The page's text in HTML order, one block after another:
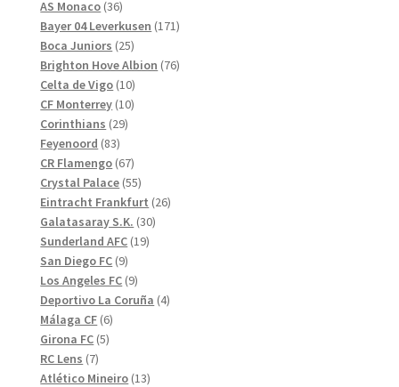
produkter
AS Monaco 3636
produkter
Bayer 04 Leverkusen 171171
Boca Juniors 2525
produkter
Brighton Hove Albion 7676
Celta de Vigo 1010
produkter
CF Monterrey 1010
Corinthians 2929
Feyenoord 8383
produkter
CR Flamengo 6767
produkter
Crystal Palace 5555
produkter
Eintracht Frankfurt 2626
Galatasaray S.K. 3030
Sunderland AFC 1919
San Diego FC 99
produkter
Los Angeles FC 99
produkter
Deportivo La Coruña 44
Málaga CF 66
Girona FC 55
RC Lens 77
produkter
Atlético Mineiro 1313